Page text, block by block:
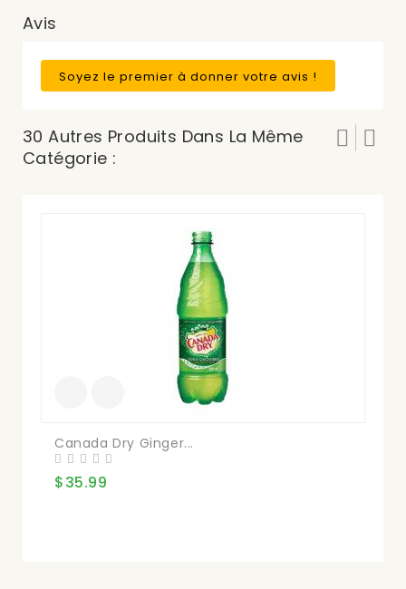
Avis
Soyez le premier à donner votre avis !
30 Autres Produits Dans La Même
Catégorie :
Canada Dry Ginger...
$35.99